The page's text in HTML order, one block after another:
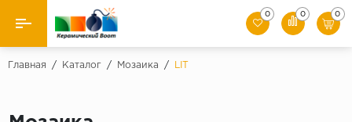
Назад
0 0 0
Главная / Каталог / Мозаика /